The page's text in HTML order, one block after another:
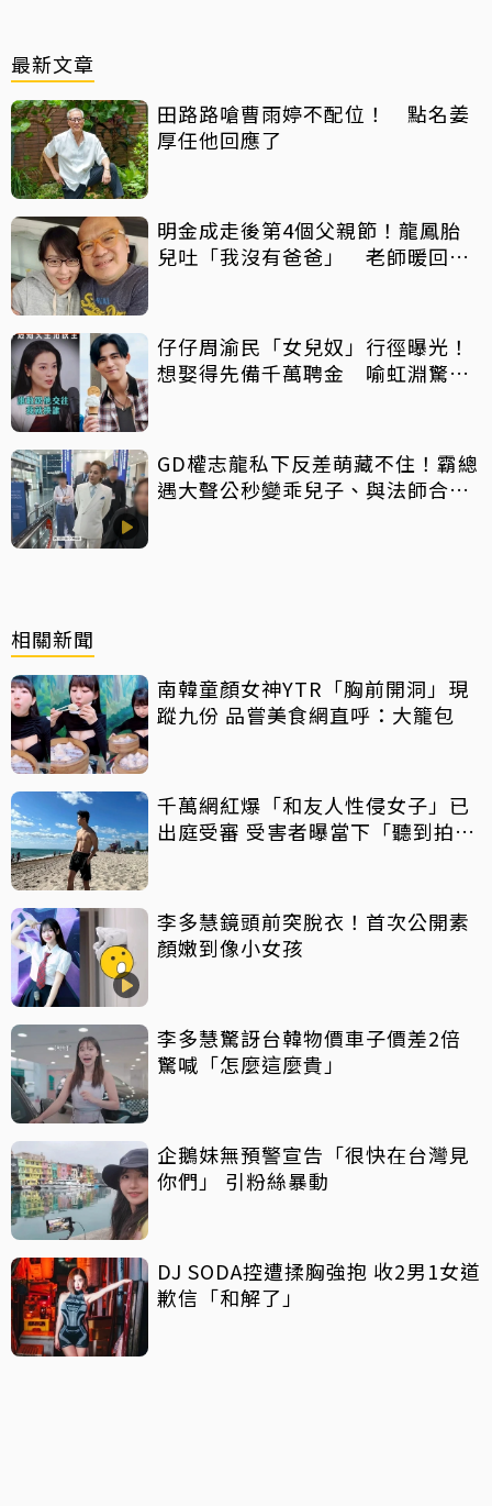
最新文章
田路路嗆曹雨婷不配位！ 點名姜
厚任他回應了
明金成走後第4個父親節！龍鳳胎
兒吐「我沒有爸爸」 老師暖回一
仔仔周渝民「女兒奴」行徑曝光！
想娶得先備千萬聘金 喻虹淵驚
GD權志龍私下反差萌藏不住！霸總
遇大聲公秒變乖兒子、與法師合照
相關新聞
南韓童顏女神YTR「胸前開洞」現
蹤九份 品嘗美食網直呼：大籠包
千萬網紅爆「和友人性侵女子」已
出庭受審 受害者曝當下「聽到拍片
李多慧鏡頭前突脫衣！首次公開素
顏嫩到像小女孩
李多慧驚訝台韓物價車子價差2倍
驚喊「怎麼這麼貴」
企鵝妹無預警宣告「很快在台灣見
你們」 引粉絲暴動
DJ SODA控遭揉胸強抱 收2男1女道
歉信「和解了」